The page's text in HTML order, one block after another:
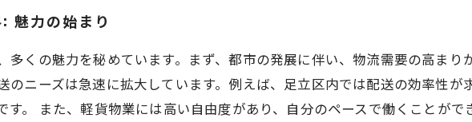
魅力の始まり
多くの魅力を秘めています。まず、都市の発展に伴い、物流需要の高ま
のニーズは急速に拡大しています。例えば、足立区内では配送の効率性が
す。 また、軽貨物業には高い自由度があり、自分のペースで働くことが